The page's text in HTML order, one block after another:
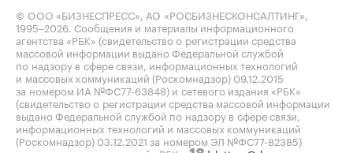
© ООО «БИЗНЕСПРЕСС», АО «РОСБИЗНЕСКОНСАЛТИНГ»,
1995–2026 . Сообщения и материалы информационного
агентства «РБК» (свидетельство о регистрации средства
массовой информации выдано Федеральной службой
по надзору в сфере связи, информационных технологий
и массовых коммуникаций (Роскомнадзор) 09.12.2015
за номером ИА №ФС77-63848) и сетевого издания «РБК»
(свидетельство о регистрации средства массовой информации
выдано Федеральной службой по надзору в сфере связи,
информационных технологий и массовых коммуникаций
(Роскомнадзор) 03.12.2021 за номером ЭЛ №ФС77-82385)